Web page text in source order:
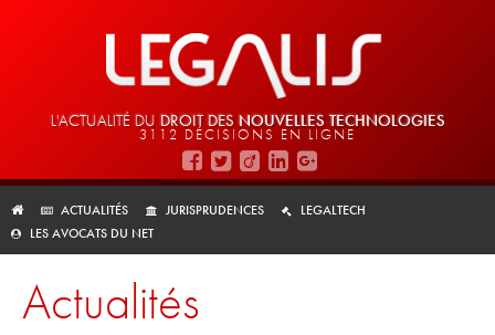
L'ACTUALITÉ DU DROIT DES NOUVELLES TECHNOLOGIES
3112 DÉCISIONS EN LIGNE
ACTUALITÉS JURISPRUDENCES
LEGALTECH
LES AVOCATS DU NET
Actualités